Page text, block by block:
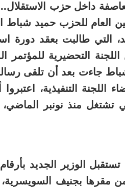
داخل حزب
العام للحزب حميد
التي طالبت بعقد دورة
جاءت بعد أن تلقى
اللجنة التنفيذية،
17، والتي تشتغل منذ نونبر
تستقبل الوزير الجديد
من مقرها بجنيف